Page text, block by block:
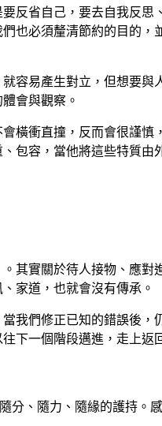
反省自己，要去自我反
也必須釐清節約的目的
容易產生對立，但想要
會與觀察。
橫衝直撞，反而會很謹
包容，當他將這些特質
其實關於待人接物、應
家道，也就會沒有傳承。
我們修正已知的錯誤後
下一個階段邁進，走上返
、隨力、隨緣的護持。